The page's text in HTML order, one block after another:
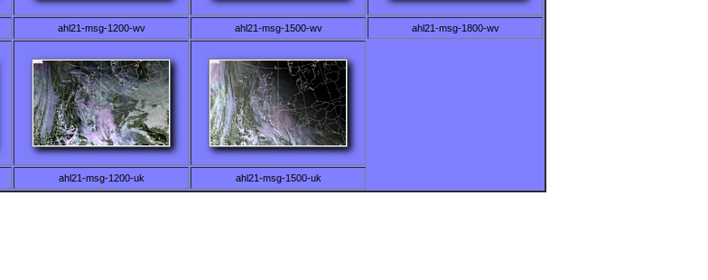
ahl21-msg-1200-wv ahl21-msg-1500-wv ahl21-msg-1800-wv
ahl21-msg-1200-uk ahl21-msg-1500-uk